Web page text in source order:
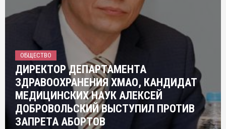
ОБЩЕСТВО
ДИРЕКТОР ДЕПАРТАМЕНТА
ЗДРАВООХРАНЕНИЯ ХМАО, КАНДИДАТ
МЕДИЦИНСКИХ НАУК АЛЕКСЕЙ
ДОБРОВОЛЬСКИЙ ВЫСТУПИЛ ПРОТИВ
ЗАПРЕТА АБОРТОВ